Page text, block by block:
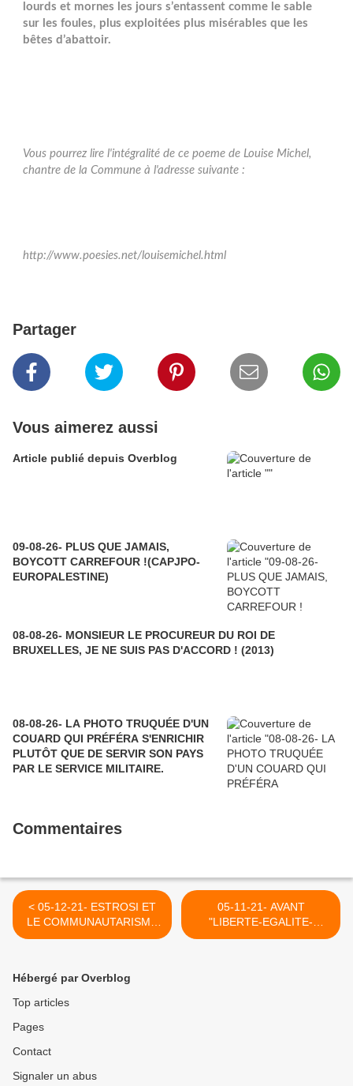
lourds et mornes les jours s’entassent comme le sable
sur les foules, plus exploitées plus misérables que les
bêtes d’abattoir.
Vous pourrez lire l'intégralité de ce poeme de Louise Michel,
chantre de la Commune à l'adresse suivante :
http://www.poesies.net/louisemichel.html
Partager
Vous aimerez aussi
Article publié depuis Overblog
09-08-26- PLUS QUE JAMAIS,
BOYCOTT CARREFOUR !(CAPJPO-
EUROPALESTINE)
08-08-26- MONSIEUR LE PROCUREUR DU ROI DE
BRUXELLES, JE NE SUIS PAS D'ACCORD ! (2013)
08-08-26- LA PHOTO TRUQUÉE D'UN
COUARD QUI PRÉFÉRA S'ENRICHIR
PLUTÔT QUE DE SERVIR SON PAYS
PAR LE SERVICE MILITAIRE.
Commentaires
< 05-12-21- ESTROSI ET
LE COMMUNAUTARISME
(PARU EN CE BLOG EN
05-11-21- AVANT
"LIBERTE-EGALITE-
FRATERNITE" (SANS
Hébergé par Overblog
Top articles
Pages
Contact
Signaler un abus